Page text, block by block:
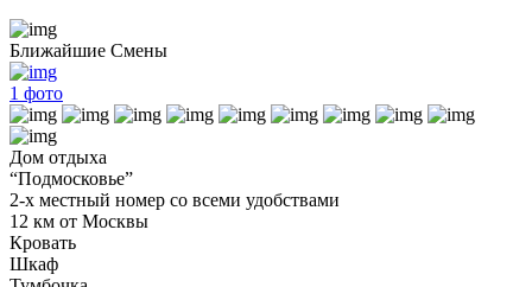
Ближайшие Смены
1 фото
Дом отдыха
“Подмосковье”
2-х местный номер со всеми удобствами
12 км от Москвы
Кровать
Шкаф